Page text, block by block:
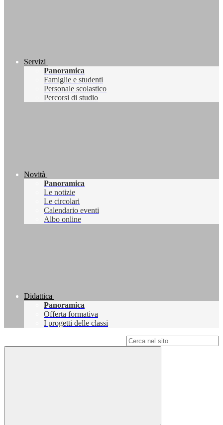
Servizi
Panoramica
Famiglie e studenti
Personale scolastico
Percorsi di studio
Novità
Panoramica
Le notizie
Le circolari
Calendario eventi
Albo online
Didattica
Panoramica
Offerta formativa
I progetti delle classi